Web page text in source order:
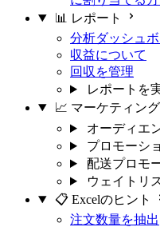
📊 レポート
分析ダッシュ
収益について
回収を管理
レポートを
📈 マーケティン
オーディエ
プロモーシ
配送プロモ
ウェイトリ
📋 Excelのヒント
注文数量を抽出